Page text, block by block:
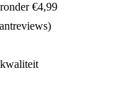
€4,99